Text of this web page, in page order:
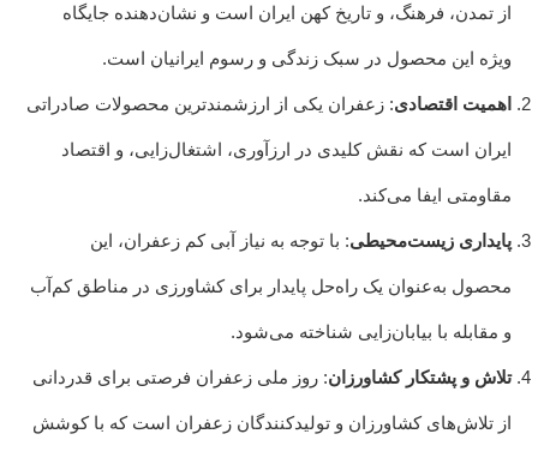
از تمدن، فرهنگ، و تاریخ کهن ایران است و نشان‌دهنده جایگاه
ویژه این محصول در سبک زندگی و رسوم ایرانیان است.
اهمیت اقتصادی: زعفران یکی از ارزشمندترین محصولات صادراتی
ایران است که نقش کلیدی در ارزآوری، اشتغال‌زایی، و اقتصاد
مقاومتی ایفا می‌کند.
پایداری زیست‌محیطی: با توجه به نیاز آبی کم زعفران، این
محصول به‌عنوان یک راه‌حل پایدار برای کشاورزی در مناطق کم‌آب
و مقابله با بیابان‌زایی شناخته می‌شود.
تلاش و پشتکار کشاورزان: روز ملی زعفران فرصتی برای قدردانی
از تلاش‌های کشاورزان و تولیدکنندگان زعفران است که با کوشش